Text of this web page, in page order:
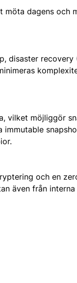
dagens och
disaster recovery
vilket möjliggör
och en
även från interna